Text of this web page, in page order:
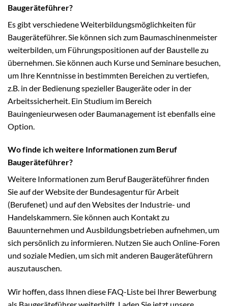
Baugeräteführer?
Es gibt verschiedene Weiterbildungsmöglichkeiten für
Baugeräteführer. Sie können sich zum Baumaschinenmeister
weiterbilden, um Führungspositionen auf der Baustelle zu
übernehmen. Sie können auch Kurse und Seminare besuchen,
um Ihre Kenntnisse in bestimmten Bereichen zu vertiefen,
z.B. in der Bedienung spezieller Baugeräte oder in der
Arbeitssicherheit. Ein Studium im Bereich
Bauingenieurwesen oder Baumanagement ist ebenfalls eine
Option.
Wo finde ich weitere Informationen zum Beruf
Baugeräteführer?
Weitere Informationen zum Beruf Baugeräteführer finden
Sie auf der Website der Bundesagentur für Arbeit
(Berufenet) und auf den Websites der Industrie- und
Handelskammern. Sie können auch Kontakt zu
Bauunternehmen und Ausbildungsbetrieben aufnehmen, um
sich persönlich zu informieren. Nutzen Sie auch Online-Foren
und soziale Medien, um sich mit anderen Baugeräteführern
auszutauschen.
Wir hoffen, dass Ihnen diese FAQ-Liste bei Ihrer Bewerbung